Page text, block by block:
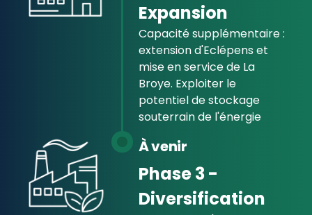
Expansion
Capacité supplémentaire :
extension d'Eclépens et
mise en service de La
Broye. Exploiter le
potentiel de stockage
souterrain de l'énergie
À venir
Phase 3 -
Diversification